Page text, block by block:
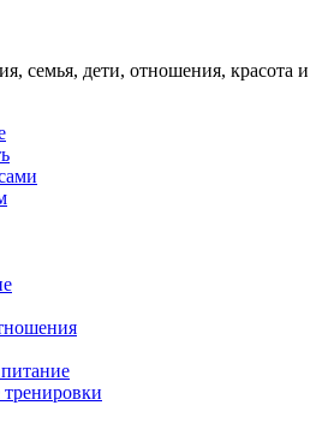
семья, дети, отношения, красота и